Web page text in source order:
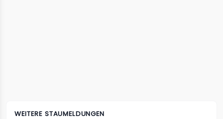
WEITERE STAUMELDUNGEN